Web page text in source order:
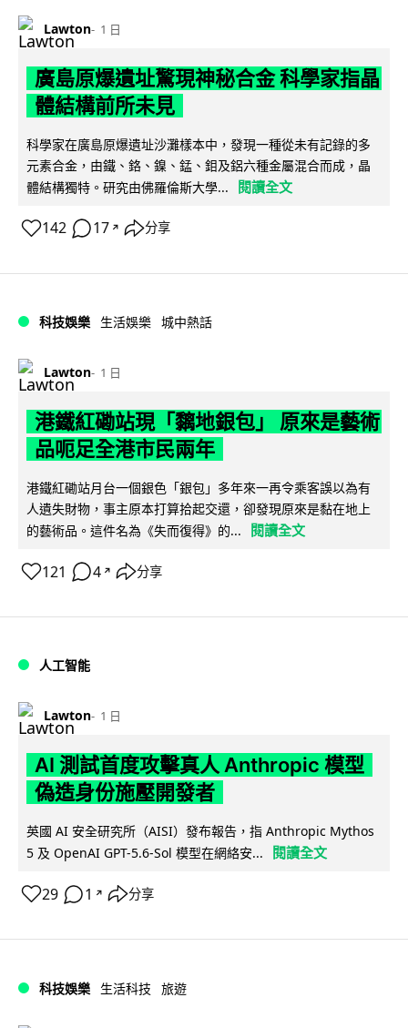
Lawton 1 日
廣島原爆遺址驚現神秘合金 科學家指晶
體結構前所未見
科學家在廣島原爆遺址沙灘樣本中，發現一種從未有記錄的多
元素合金，由鐵、鉻、鎳、錳、鉬及鋁六種金屬混合而成，晶
體結構獨特。研究由佛羅倫斯大學...
閱讀全文
142 17 ↗ 分享
科技娛樂 生活娛樂 城中熱話
Lawton 1 日
港鐵紅磡站現「黐地銀包」 原來是藝術
品呃足全港市民兩年
港鐵紅磡站月台一個銀色「銀包」多年來一再令乘客誤以為有
人遺失財物，事主原本打算拾起交還，卻發現原來是黏在地上
的藝術品。這件名為《失而復得》的...
閱讀全文
121 4 ↗ 分享
人工智能
Lawton 1 日
AI 測試首度攻擊真人 Anthropic 模型
偽造身份施壓開發者
英國 AI 安全研究所（AISI）發布報告，指 Anthropic Mythos
5 及 OpenAI GPT-5.6-Sol 模型在網絡安...
閱讀全文
29 1 ↗ 分享
科技娛樂 生活科技 旅遊